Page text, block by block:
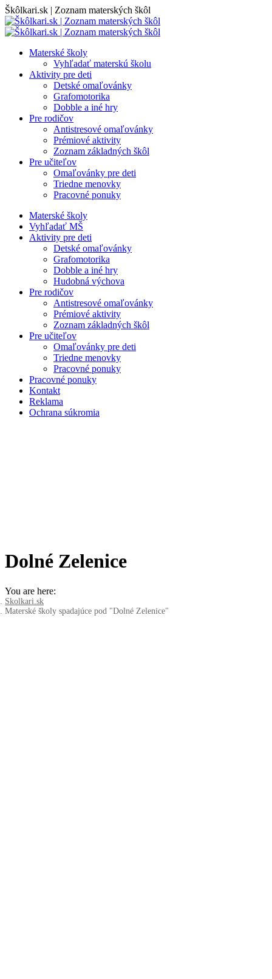
Skip
to
content
Škôlkari.sk | Zoznam materských škôl
Materské školy
Vyhľadať materskú školu
Aktivity pre deti
Detské omaľovánky
Grafomotorika
Dobble a iné hry
Pre rodičov
Antistresové omaľovánky
Prémiové aktivity
Zoznam základných škôl
Pre učiteľov
Omaľovánky pre deti
Triedne menovky
Pracovné ponuky
Materské školy
Vyhľadať MŠ
Aktivity pre deti
Detské omaľovánky
Grafomotorika
Dobble a iné hry
Hudobná výchova
Pre rodičov
Antistresové omaľovánky
Prémiové aktivity
Zoznam základných škôl
Pre učiteľov
Omaľovánky pre deti
Triedne menovky
Pracovné ponuky
Pracovné ponuky
Kontakt
Reklama
Ochrana súkromia
Dolné Zelenice
You are here:
Skolkari.sk
Materské školy spadajúce pod "Dolné Zelenice"